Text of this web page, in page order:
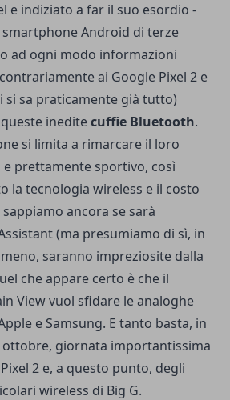
e indiziato a far il suo esordio -
smartphone Android di terze
ad ogni modo informazioni
ai Google Pixel 2 e
si sa praticamente già tutto)
ineditecuffie Bluetooth.
si limita a rimarcare il loro
e prettamente sportivo, così
la tecnologia wireless e il costo
ancora se sarà
(ma presumiamo di sì, in
saranno impreziosite dalla
che appare certo è che il
View vuol sfidare le analoghe
e Samsung. E tanto basta, in
giornata importantissima
2 e, a questo punto, degli
wireless di Big G.